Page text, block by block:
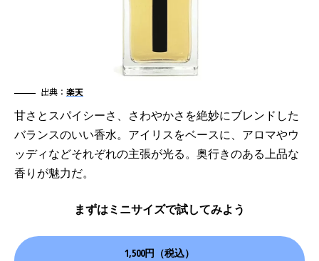
出典： 楽天
甘さとスパイシーさ、さわやかさを絶妙にブレンドした
バランスのいい香水。アイリスをベースに、アロマやウ
ッディなどそれぞれの主張が光る。奥行きのある上品な
香りが魅力だ。
まずはミニサイズで試してみよう
1,500円（税込）